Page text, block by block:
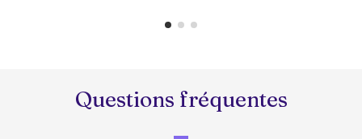
Questions fréquentes